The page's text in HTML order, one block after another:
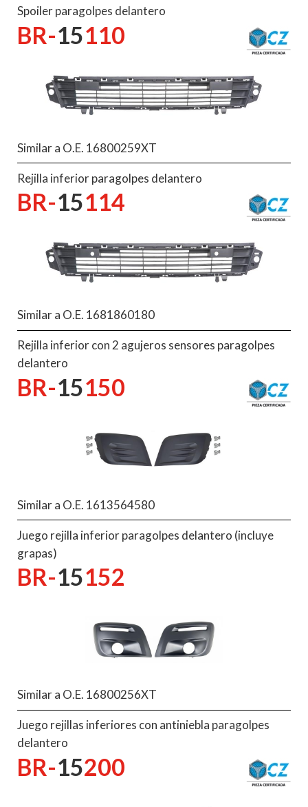
Spoiler paragolpes delantero
BR-15110
Similar a O.E. 16800259XT
Rejilla inferior paragolpes delantero
BR-15114
Similar a O.E. 1681860180
Rejilla inferior con 2 agujeros sensores paragolpes
delantero
BR-15150
Similar a O.E. 1613564580
Juego rejilla inferior paragolpes delantero (incluye
grapas)
BR-15152
Similar a O.E. 16800256XT
Juego rejillas inferiores con antiniebla paragolpes
delantero
BR-15200